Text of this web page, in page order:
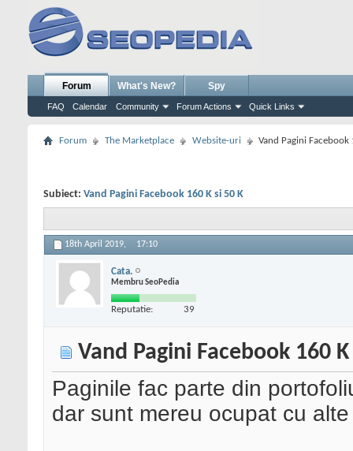
Forum
FAQ Calendar Community Forum Actions Quick Links
What's New? Spy
Forum The Marketplace Website-uri Vand Pagini Facebook
Subiect: Vand Pagini Facebook 160 K si 50 K
18th April 2019, 17:10
Cata.
Membru SeoPedia
Reputatie: 39
Vand Pagini Facebook 160
Paginile fac parte din
dar sunt mereu ocupat cu